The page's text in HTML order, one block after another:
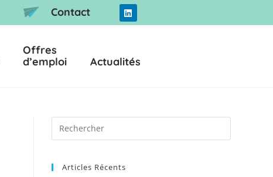
Contact
Offres
d’emploi
Actualités
Articles Récents